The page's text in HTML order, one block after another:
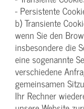
- Persistente
b) Transiente
wenn Sie den
insbesondere die
eine sogenannte
verschiedene
gemeinsamen
Ihr Rechner